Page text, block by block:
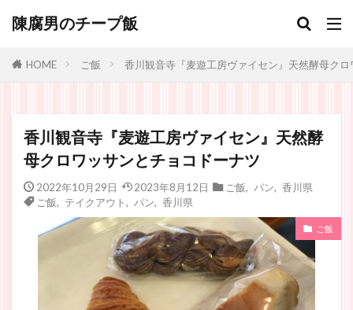
陳腐男のチープ飯
HOME ご飯 香川観音寺『麦遊工房ヴァイセン』天然酵母ク
香川観音寺『麦遊工房ヴァイセン』天然酵
母クロワッサンとチョコドーナツ
2022年10月29日 2023年8月12日 ご飯 パン
香川県
ご飯
テイクアウト パン 香川県
ご飯